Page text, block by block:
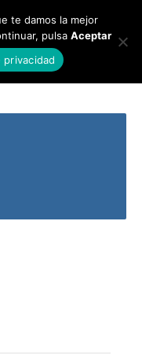
te damos la mejor
pulsa Aceptar
privacidad